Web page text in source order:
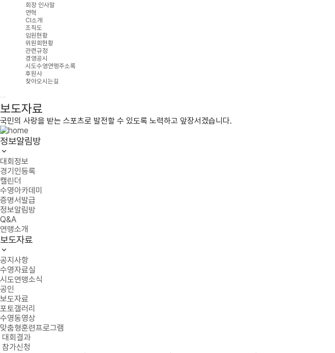
회장 인사말
연혁
CI소개
조직도
임원현황
위원회현황
관련규정
경영공시
시도수영연맹주소록
후원사
찾아오시는길
보도자료
국민의 사랑을 받는 스포츠로 발전할 수 있도록 노력하고 앞장서겠습니다.
정보알림방
대회정보
경기인등록
캘린더
수영아카데미
증명서발급
정보알림방
Q&A
연맹소개
보도자료
공지사항
수영자료실
시도연맹소식
공인
보도자료
포토갤러리
수영동영상
맞춤형훈련프로그램
대회결과
참가신청